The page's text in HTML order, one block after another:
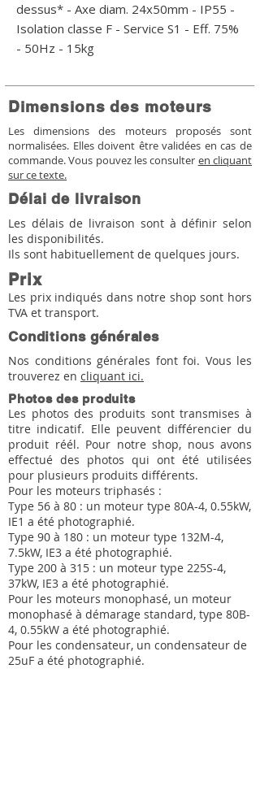
dessus* - Axe diam. 24x50mm - IP55 -
Isolation classe F - Service S1 - Eff. 75%
- 50Hz - 15kg
Dimensions des moteurs
Les dimensions des moteurs proposés sont
normalisées. Elles doivent être validées en cas de
commande. Vous pouvez les consulter en cliquant
sur ce texte.
Délai de livraison
Les délais de livraison sont à définir selon
les disponibilités.
Ils sont habituellement de quelques jours.
Prix
Les prix indiqués dans notre shop sont hors
TVA et transport.
Conditions générales
Nos conditions générales font foi. Vous les
trouverez en cliquant ici.
Photos des produits
Les photos des produits sont transmises à
titre indicatif. Elle peuvent différencier du
produit réél. Pour notre shop, nous avons
effectué des photos qui ont été utilisées
pour plusieurs produits différents.
Pour les moteurs triphasés :
Type 56 à 80 : un moteur type 80A-4, 0.55kW,
IE1 a été photographié.
Type 90 à 180 : un moteur type 132M-4,
7.5kW, IE3 a été photographié.
Type 200 à 315 : un moteur type 225S-4,
37kW, IE3 a été photographié.
Pour les moteurs monophasé, un moteur
monophasé à démarage standard, type 80B-
4, 0.55kW a été photographié.
Pour les condensateur, un condensateur de
25uF a été photographié.